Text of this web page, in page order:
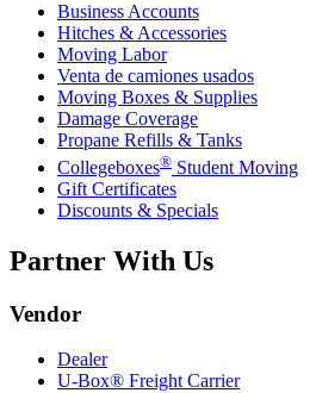
Business Accounts
Hitches & Accessories
Moving Labor
Venta de camiones usados
Moving Boxes & Supplies
Damage Coverage
Propane Refills & Tanks
Collegeboxes® Student Moving
Gift Certificates
Discounts & Specials
Partner With Us
Vendor
Dealer
U-Box® Freight Carrier